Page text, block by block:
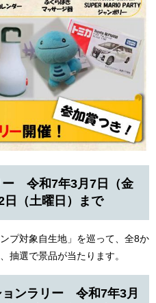
ー 令和7年3月7日（金
日（土曜日）まで
プ対象自生地」を巡って、全8か
抽選で景品が当たります。
ンラリー 令和7年3月